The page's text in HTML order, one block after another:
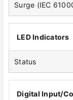
Surge (IEC
LED Indicators
Status
Digital Input/